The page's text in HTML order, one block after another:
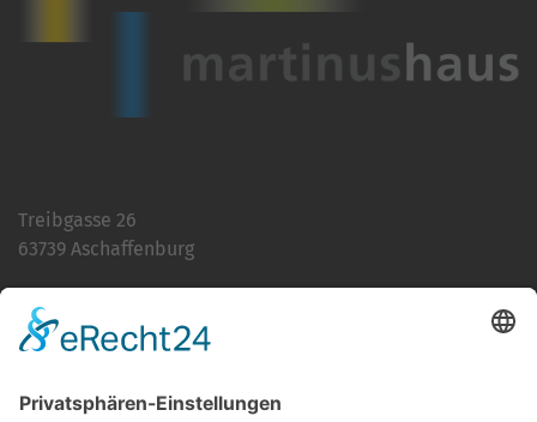
Treibgasse 26
63739 Aschaffenburg
E-Mailinfo@martinushaus.de